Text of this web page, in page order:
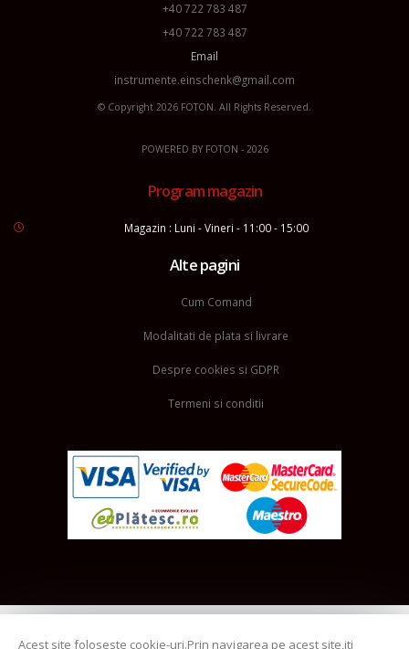
+40 722 783 487
+40 722 783 487
Email
instrumente.einschenk@gmail.com
© Copyright 2026 FOTON. All Rights Reserved.
POWERED BY FOTON - 2026
Program magazin
Magazin : Luni - Vineri - 11:00 - 15:00
Alte pagini
Cum Comand
Modalitati de plata si livrare
Despre cookies si GDPR
Termeni si conditii
Acest site foloseste cookie-uri.Prin navigarea pe acest site,iti